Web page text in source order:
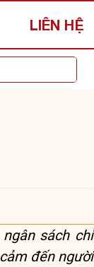
LIÊN HỆ
sách chỉ
đến người